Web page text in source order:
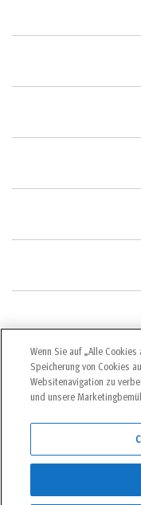
Wenn Sie auf „Alle
Speicherung von Cookies
Websitenavigation zu
und unsere